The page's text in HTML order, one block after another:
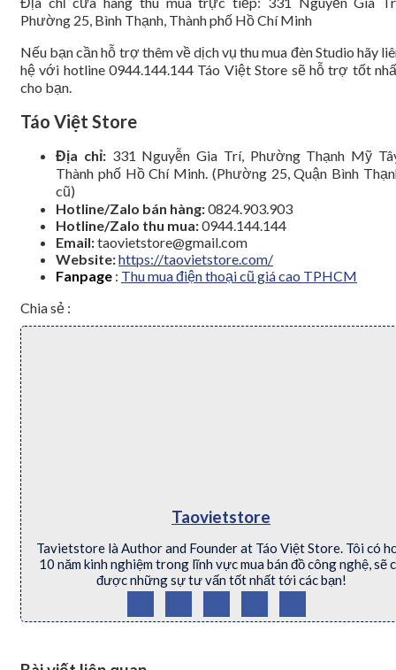
Phường 25, Bình Thạnh, Thành phố Hồ Chí Minh
Nếu bạn cần hỗ trợ thêm về dịch vụ thu mua đèn Studio hãy
hệ với hotline 0944.144.144 Táo Việt Store sẽ hỗ trợ tốt
cho bạn.
Táo Việt Store
Địa chỉ:331 Nguyễn Gia Trí, Phường Thạnh Mỹ
Thành phố Hồ Chí Minh. (Phường 25, Quận Bình
cũ)
Hotline/Zalo bán hàng:0824.903.903
Hotline/Zalo thu mua:0944.144.144
Email:taovietstore@gmail.com
Website:https://taovietstore.com/
Fanpage : Thu mua điện thoại cũ giá cao TPHCM
Chia sẻ :
Taovietstore
Tavietstore là Author and Founder at Táo Việt Store. Tôi có
10 năm kinh nghiệm trong lĩnh vực mua bán đồ công nghệ, sẽ
được những sự tư vấn tốt nhất tới các bạn!